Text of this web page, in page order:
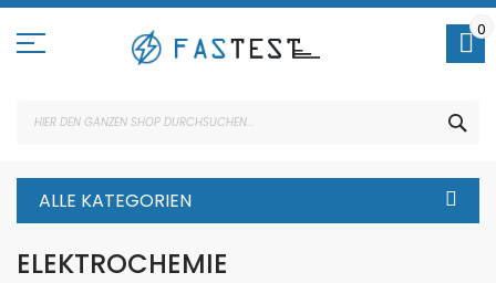
Direkt
Inhalt
0
ALLE KATEGORIEN
ELEKTROCHEMIE